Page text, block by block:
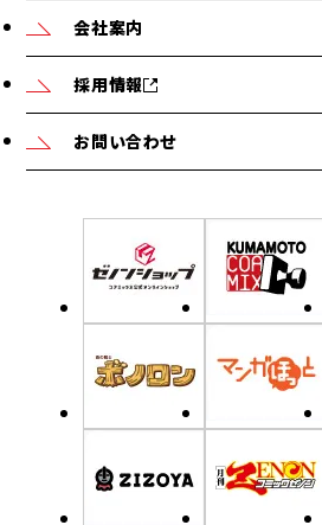
会社案内
採用情報
お問い合わせ